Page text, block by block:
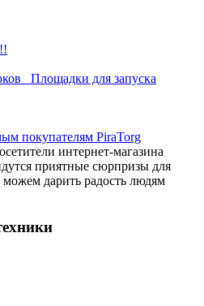
Площадки для запуска
покупателям PiraTorg
интернет-магазина
приятные сюрпризы для
дарить радость людям